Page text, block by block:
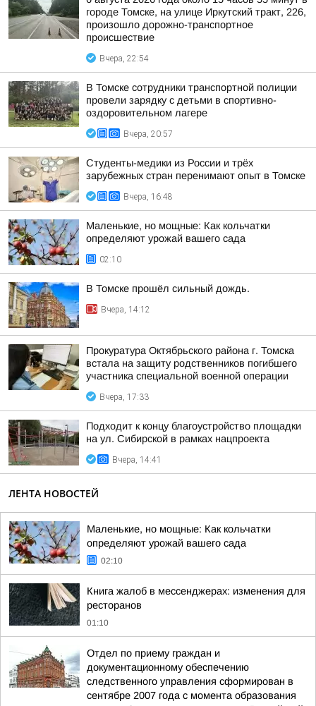
городе Томске, на улице Иркутский тракт, 226,
произошло дорожно-транспортное
происшествие
Вчера, 22:54
В Томске сотрудники транспортной полиции
провели зарядку с детьми в спортивно-
оздоровительном лагере
Вчера, 20:57
Студенты-медики из России и трёх
зарубежных стран перенимают опыт в Томске
Вчера, 16:48
Маленькие, но мощные: Как кольчатки
определяют урожай вашего сада
02:10
В Томске прошёл сильный дождь.
Вчера, 14:12
Прокуратура Октябрьского района г. Томска
встала на защиту родственников погибшего
участника специальной военной операции
Вчера, 17:33
Подходит к концу благоустройство площадки
на ул. Сибирской в рамках нацпроекта
Вчера, 14:41
ЛЕНТА НОВОСТЕЙ
Маленькие, но мощные: Как кольчатки
определяют урожай вашего сада
02:10
Книга жалоб в мессенджерах: изменения для
ресторанов
01:10
Отдел по приему граждан и
документационному обеспечению
следственного управления сформирован в
сентябре 2007 года с момента образования